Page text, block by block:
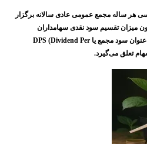
هر ساله مجمع عمومی عادی سالانه برگزار
میزان تقسیم سود نقدی سهامداران
سود مجمع یا DPS (Dividend Per
تعلق می‌گیرد.